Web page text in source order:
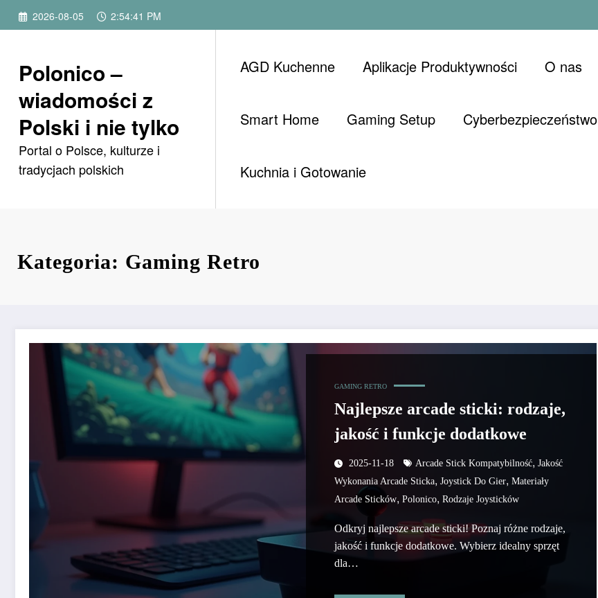
Przejdź 2026-08-05 2:54:42 PM
Polonico –
wiadomości z
Polski i nie tylko
Portal o Polsce, kulturze i
tradycjach polskich
AGD Kuchenne Aplikacje Produktywności O nas
Smart Home Gaming Setup Cyberbezpieczeństwo
Kuchnia i Gotowanie
Kategoria: Gaming Retro
GAMING RETRO
Najlepsze arcade sticki: rodzaje,
jakość i funkcje dodatkowe
2025-11-18 Arcade Stick Kompatybilność, Jakość
Wykonania Arcade Sticka, Joystick Do Gier, Materiały
Arcade Sticków, Polonico, Rodzaje Joysticków
Odkryj najlepsze arcade sticki! Poznaj różne rodzaje,
jakość i funkcje dodatkowe. Wybierz idealny sprzęt
dla…